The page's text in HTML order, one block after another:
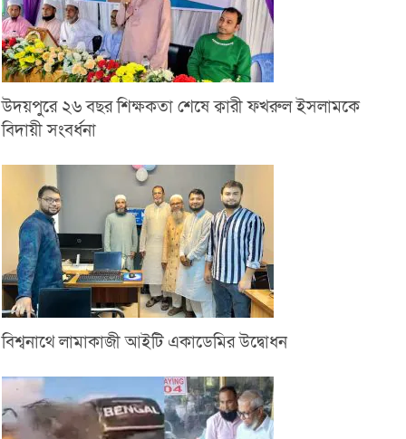
উদয়পুরে ২৬ বছর শিক্ষকতা শেষে ক্বারী ফখরুল ইসলামকে
বিদায়ী সংবর্ধনা
বিশ্বনাথে লামাকাজী আইটি একাডেমির উদ্বোধন